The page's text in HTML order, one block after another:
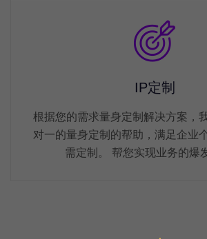
IP定制
根据您的需求量身定制解决方案，
对一的量身定制的帮助，满足企业
需定制。 帮您实现业务的爆